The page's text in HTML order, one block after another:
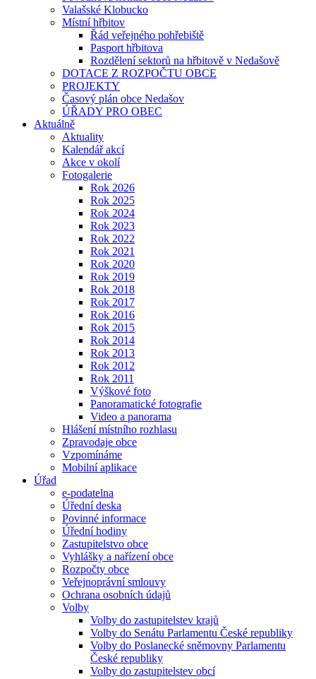
Valašské Klobucko
Místní hřbitov
Řád veřejného pohřebiště
Pasport hřbitova
Rozdělení sektorů na hřbitově v Nedašově
DOTACE Z ROZPOČTU OBCE
PROJEKTY
Časový plán obce Nedašov
ÚŘADY PRO OBEC
Aktuálně
Aktuality
Kalendář akcí
Akce v okolí
Fotogalerie
Rok 2026
Rok 2025
Rok 2024
Rok 2023
Rok 2022
Rok 2021
Rok 2020
Rok 2019
Rok 2018
Rok 2017
Rok 2016
Rok 2015
Rok 2014
Rok 2013
Rok 2012
Rok 2011
Výškové foto
Panoramatické fotografie
Video a panorama
Hlášení místního rozhlasu
Zpravodaje obce
Vzpomínáme
Mobilní aplikace
Úřad
e-podatelna
Úřední deska
Povinné informace
Úřední hodiny
Zastupitelstvo obce
Vyhlášky a nařízení obce
Rozpočty obce
Veřejnoprávní smlouvy
Ochrana osobních údajů
Volby
Volby do zastupitelstev krajů
Volby do Senátu Parlamentu České republiky
Volby do Poslanecké sněmovny Parlamentu
České republiky
Volby do zastupitelstev obcí